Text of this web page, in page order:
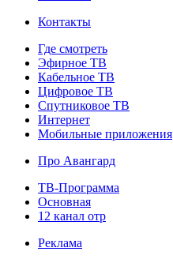
Контакты
Где смотреть
Эфирное ТВ
Кабельное ТВ
Цифровое ТВ
Спутниковое ТВ
Интернет
Мобильные приложения
Про Авангард
ТВ-Программа
Основная
12 канал отр
Реклама